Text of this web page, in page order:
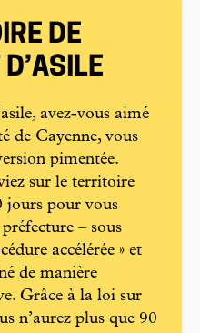
DE
avez-vous aimé
de Cayenne, vous
pimentée.
sur le territoire
jours pour vous
– sous
accélérée » et
de manière
Grâce à la loi sur
n’aurez plus que 90